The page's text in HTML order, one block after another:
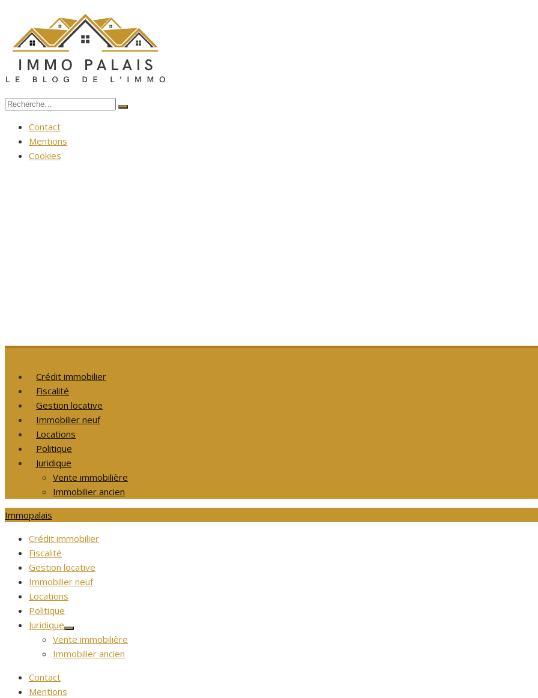
contenu
Recherche
Rechercher
Contact
Mentions
Cookies
Crédit immobilier
Fiscalité
Gestion locative
Immobilier neuf
Locations
Politique
Juridique
Vente immobilière
Immobilier ancien
Immopalais
Crédit immobilier
Fiscalité
Gestion locative
Immobilier neuf
Locations
Politique
Juridique
Afficher
le
sous-
menu
Vente immobilière
Immobilier ancien
Contact
Mentions